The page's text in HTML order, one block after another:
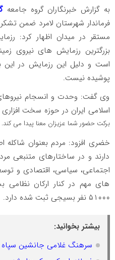
به گزارش خبرنگاران گروه جامعه
فرماندار شهرستان لامرد ضمن
بزرگترین رزمایش های نیروی
است و دلیل این رزمایش در
پوشیده نیست.
وی گفت: وحدت و انسجام
اسلامی ایران در حوزه سخت
برکت حضور شما عزیزان معنا پیدا می کند.
خضری افزود: مردم بعنوان شاکله
دارند و در ساختارهای متنبعی
اجتماعی، سیاسی، اقتصادی و
های مهم در کنار ارکان نظامی
۵۱۰۰۰ نفر بسیجی ثبت شده دارد.
بیشتر بخوانید:
سرهنگ غلامی جانشین